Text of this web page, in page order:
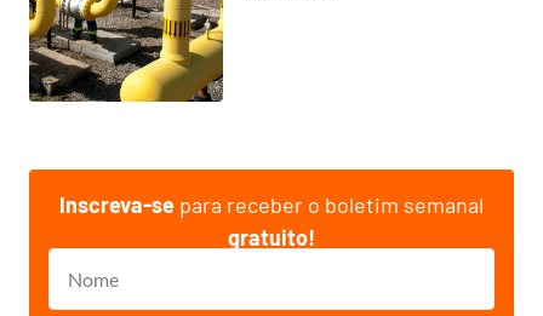
Inscreva-se para receber o boletim semanal
gratuito!